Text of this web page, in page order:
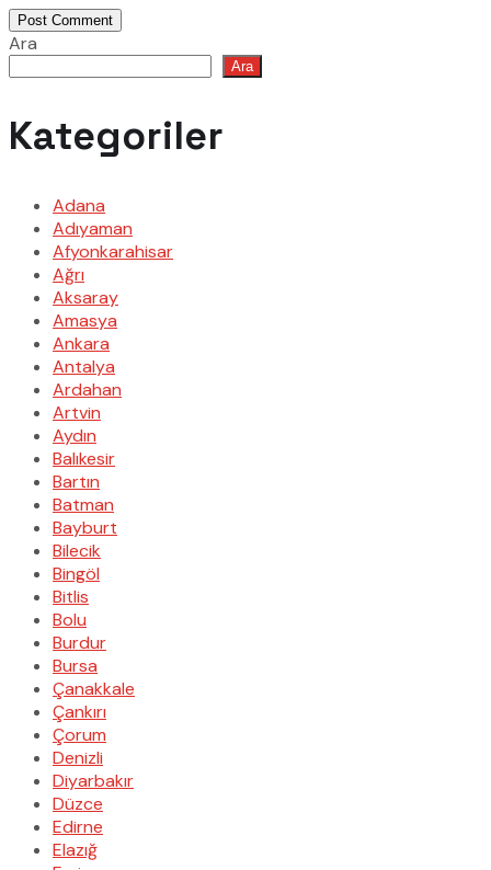
Post Comment
Ara
Ara
Kategoriler
Adana
Adıyaman
Afyonkarahisar
Ağrı
Aksaray
Amasya
Ankara
Antalya
Ardahan
Artvin
Aydın
Balıkesir
Bartın
Batman
Bayburt
Bilecik
Bingöl
Bitlis
Bolu
Burdur
Bursa
Çanakkale
Çankırı
Çorum
Denizli
Diyarbakır
Düzce
Edirne
Elazığ